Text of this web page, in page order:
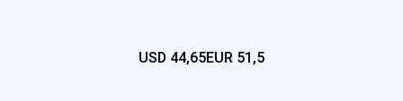
USD 44,65EUR 51,5